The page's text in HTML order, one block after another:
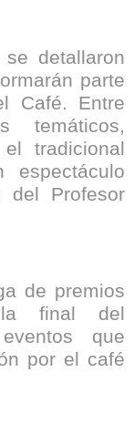
detallaron
parte
Café. Entre
temáticos,
tradicional
del Profesor
de premios
final del
que
por el café